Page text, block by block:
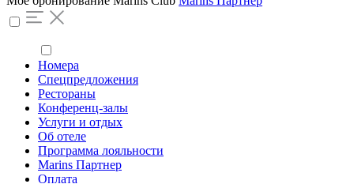
Номера
Спецпредложения
Рестораны
Конференц-залы
Услуги и отдых
Об отеле
Программа лояльности
Marins Партнер
Оплата